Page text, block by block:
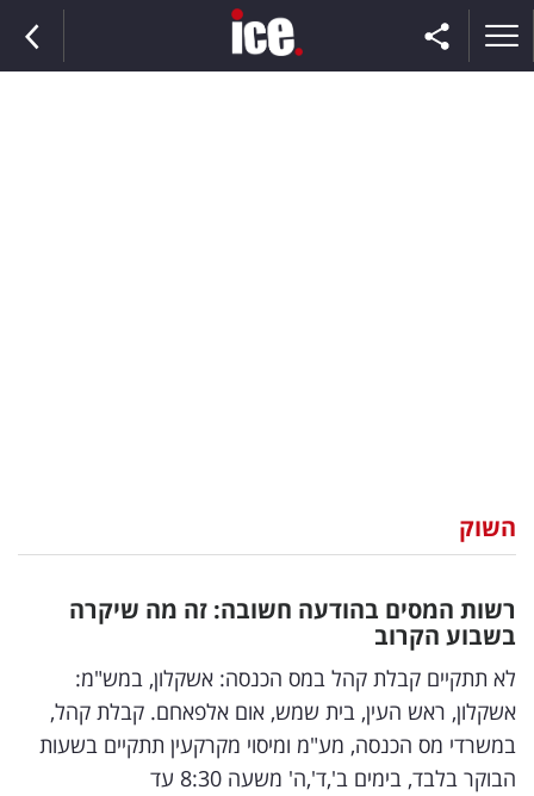
וצרכנות
דיגיטל
וטק
שיווק
ופרסום
השוק
רשות המסים בהודעה חשובה: זה מה שיקרה
בשבוע הקרוב
לא תתקיים קבלת קהל במס הכנסה: אשקלון, במש"מ:
אשקלון, ראש העין, בית שמש, אום אלפאחם. קבלת קהל,
במשרדי מס הכנסה, מע"מ ומיסוי מקרקעין תתקיים בשעות
הבוקר בלבד, בימים ב',ד',ה' משעה 8:30 עד